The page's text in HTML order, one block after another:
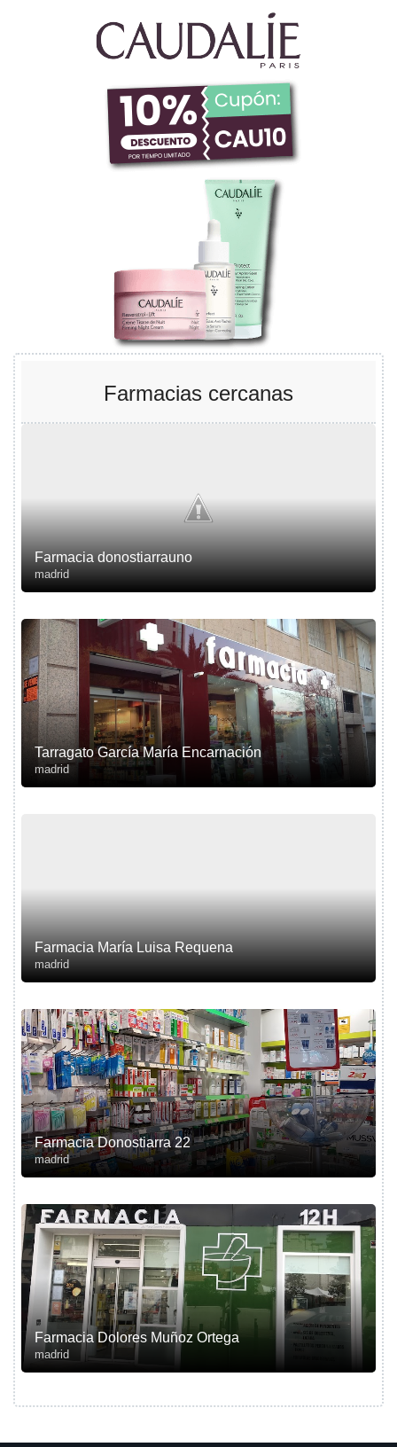
Farmacias cercanas
Farmacia donostiarrauno
madrid
Tarragato García María Encarnación
madrid
Farmacia María Luisa Requena
madrid
Farmacia Donostiarra 22
madrid
Farmacia Dolores Muñoz Ortega
madrid